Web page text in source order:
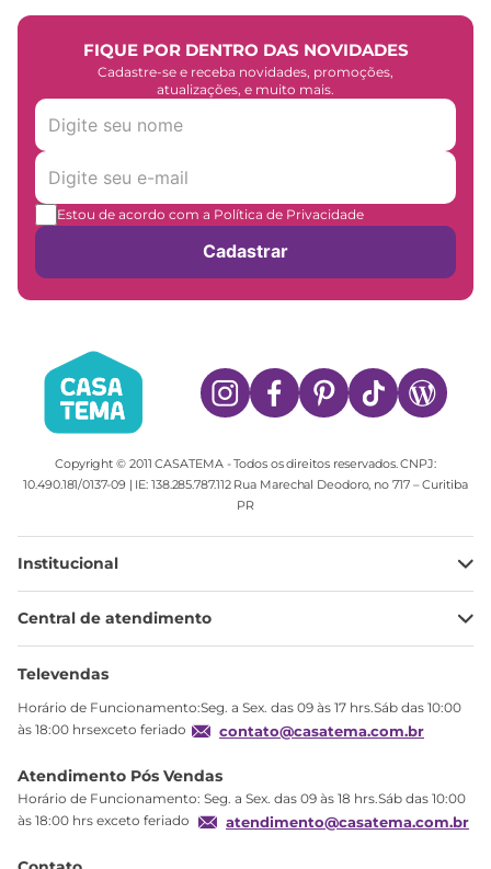
FIQUE POR DENTRO DAS NOVIDADES
Cadastre-se e receba novidades, promoções,
atualizações, e muito mais.
Estou de acordo com a Política de Privacidade
Cadastrar
Copyright © 2011 CASATEMA - Todos os direitos reservados. CNPJ:
10.490.181/0137-09 | IE: 138.285.787.112 Rua Marechal Deodoro, no 717 – Curitiba
PR
Institucional
Minha Conta
Meus pedidos
Troca
Central de atendimento
Ajuda
Televendas
Horário de Funcionamento:Seg. a Sex. das 09 às 17 hrs.Sáb das 10:00
às 18:00 hrsexceto feriado
contato@casatema.com.br
Atendimento Pós Vendas
Horário de Funcionamento: Seg. a Sex. das 09 às 18 hrs.Sáb das 10:00
às 18:00 hrs exceto feriado
atendimento@casatema.com.br